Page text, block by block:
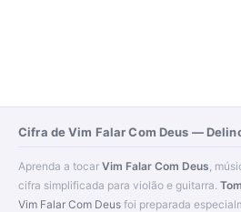
Cifra de Vim Falar Com Deus —
Aprenda a tocar Vim Falar Com Deus ,
cifra simplificada para violão e guitarra.
Vim Falar Com Deus foi preparada